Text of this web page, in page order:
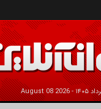
2026 August 08